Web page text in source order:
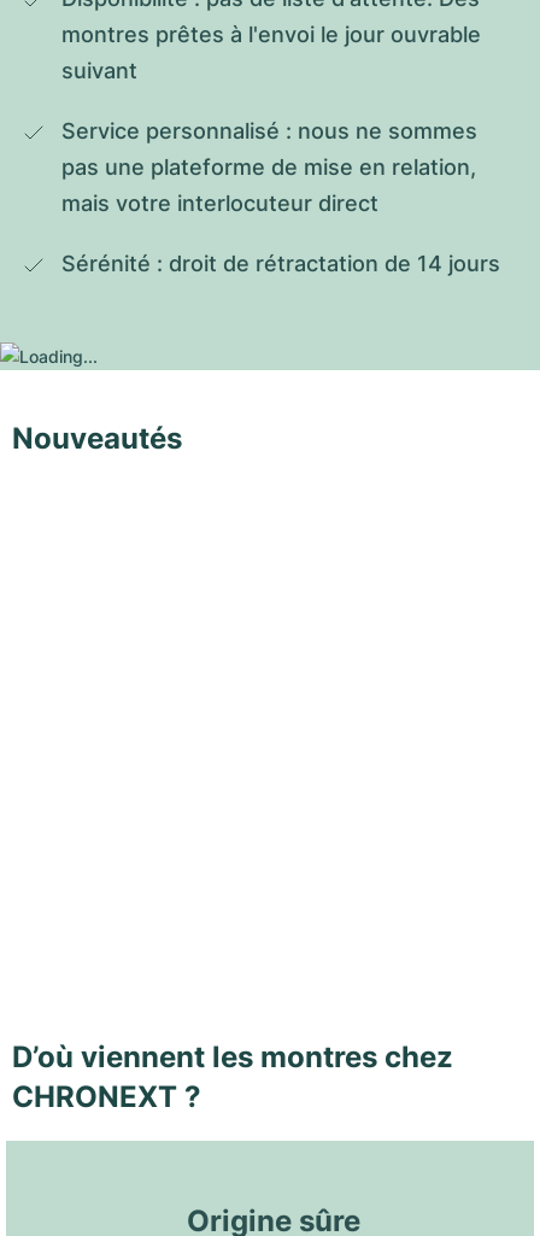
montres prêtes à l'envoi le jour ouvrable
suivant
Service personnalisé : nous ne sommes
pas une plateforme de mise en relation,
mais votre interlocuteur direct
Sérénité : droit de rétractation de 14 jours
Nouveautés
D’où viennent les montres chez
CHRONEXT ?
Origine sûre